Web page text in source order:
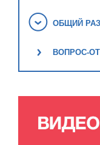
ОБЩИЙ
ВОПРОС-